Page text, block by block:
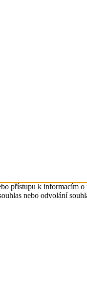
přístupu k informacím
nebo odvolání